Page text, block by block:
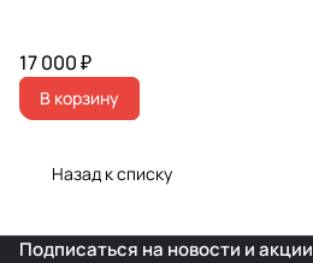
17 000 ₽
В корзину
Назад к списку
Подписаться на новости и акции